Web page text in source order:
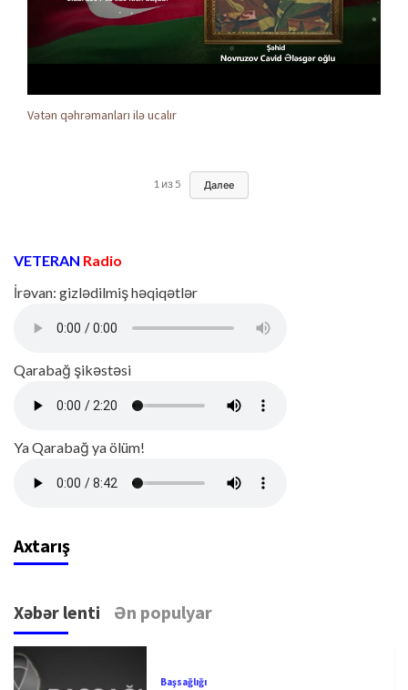
Vətən qəhrəmanları ilə ucalır
1 из5 Далее
VETERAN Radio
İrəvan: gizlədilmiş həqiqətlər
Qarabağ şikəstəsi
Ya Qarabağ ya ölüm!
Axtarış
Xəbər lenti Ən populyar
Başsağlığı